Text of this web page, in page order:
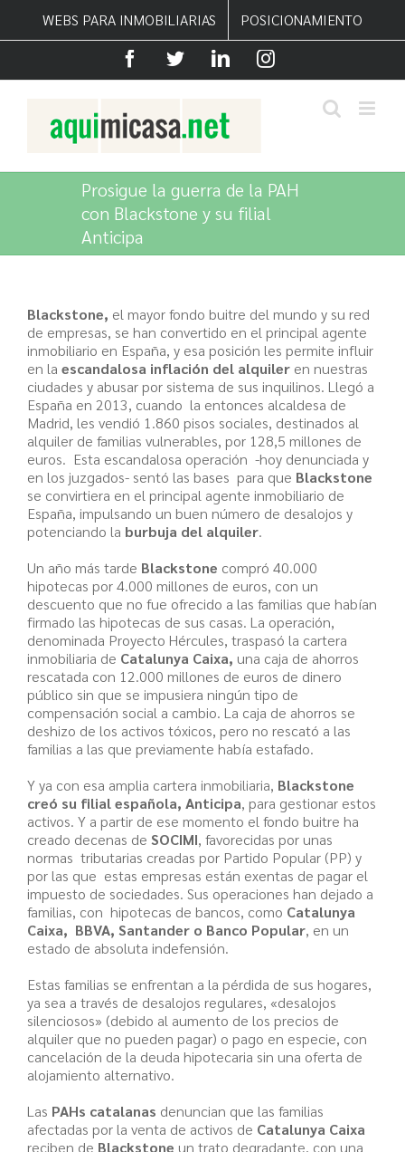
contenido
WEBS PARA INMOBILIARIAS
POSICIONAMIENTO
FacebookTwitterLinkedInInstagram
Prosigue la guerra de la PAH
con Blackstone y su filial
Anticipa
Blackstone, el mayor fondo buitre del mundo y su red
de empresas, se han convertido en el principal agente
inmobiliario en España, y esa posición les permite influir
en la escandalosa inflación del alquiler en nuestras
ciudades y abusar por sistema de sus inquilinos. Llegó a
España en 2013, cuando la entonces alcaldesa de
Madrid, les vendió 1.860 pisos sociales, destinados al
alquiler de familias vulnerables, por 128,5 millones de
euros. Esta escandalosa operación -hoy denunciada y
en los juzgados- sentó las bases para que Blackstone
se convirtiera en el principal agente inmobiliario de
España, impulsando un buen número de desalojos y
potenciando la burbuja del alquiler.
Un año más tarde Blackstone compró 40.000
hipotecas por 4.000 millones de euros, con un
descuento que no fue ofrecido a las familias que habían
firmado las hipotecas de sus casas. La operación,
denominada Proyecto Hércules, traspasó la cartera
inmobiliaria de Catalunya Caixa, una caja de ahorros
rescatada con 12.000 millones de euros de dinero
público sin que se impusiera ningún tipo de
compensación social a cambio. La caja de ahorros se
deshizo de los activos tóxicos, pero no rescató a las
familias a las que previamente había estafado.
Y ya con esa amplia cartera inmobiliaria, Blackstone
creó su filial española, Anticipa, para gestionar estos
activos. Y a partir de ese momento el fondo buitre ha
creado decenas de SOCIMI, favorecidas por unas
normas tributarias creadas por Partido Popular (PP) y
por las que estas empresas están exentas de pagar el
impuesto de sociedades. Sus operaciones han dejado a
familias, con hipotecas de bancos, como Catalunya
Caixa, BBVA, Santander o Banco Popular, en un
estado de absoluta indefensión.
Estas familias se enfrentan a la pérdida de sus hogares,
ya sea a través de desalojos regulares, «desalojos
silenciosos» (debido al aumento de los precios de
alquiler que no pueden pagar) o pago en especie, con
cancelación de la deuda hipotecaria sin una oferta de
alojamiento alternativo.
Las PAHs catalanas denuncian que las familias
afectadas por la venta de activos de Catalunya Caixa
reciben de Blackstone un trato degradante, con una